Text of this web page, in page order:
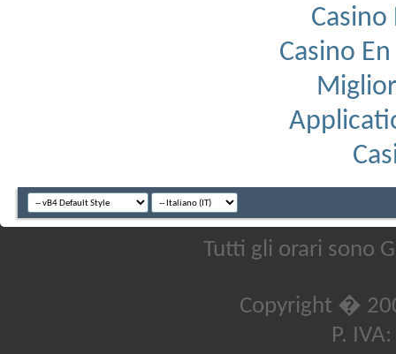
Casino
Casino
Tutti gli orari sono
Copyright �
P.